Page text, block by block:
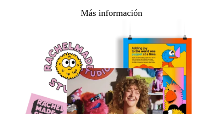
Más información